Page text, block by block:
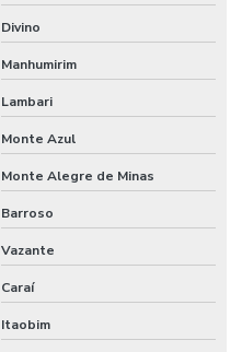
Divino
Manhumirim
Lambari
Monte Azul
Monte Alegre de Minas
Barroso
Vazante
Caraí
Itaobim